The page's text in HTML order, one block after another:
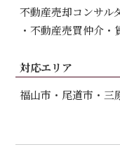
不動産売却コンサル
不動産売買仲介
対応エリア
福山市
尾道市 三